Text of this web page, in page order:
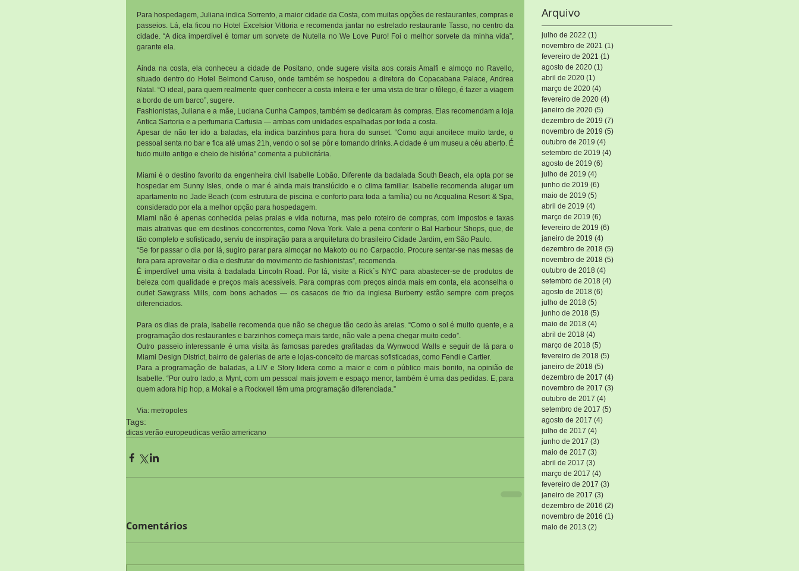
Para hospedagem, Juliana indica Sorrento, a maior cidade da Costa, com muitas opções de restaurantes, compras e
passeios. Lá, ela ficou no Hotel Excelsior Vittoria e recomenda jantar no estrelado restaurante Tasso, no centro da
cidade. “A dica imperdível é tomar um sorvete de Nutella no We Love Puro! Foi o melhor sorvete da minha vida”,
garante ela.
Ainda na costa, ela conheceu a cidade de Positano, onde sugere visita aos corais Amalfi e almoço no Ravello,
situado dentro do Hotel Belmond Caruso, onde também se hospedou a diretora do Copacabana Palace, Andrea
Natal. “O ideal, para quem realmente quer conhecer a costa inteira e ter uma vista de tirar o fôlego, é fazer a viagem
a bordo de um barco”, sugere.
Fashionistas, Juliana e a mãe, Luciana Cunha Campos, também se dedicaram às compras. Elas recomendam a loja
Antica Sartoria e a perfumaria Cartusia — ambas com unidades espalhadas por toda a costa.
Apesar de não ter ido a baladas, ela indica barzinhos para hora do sunset. “Como aqui anoitece muito tarde, o
pessoal senta no bar e fica até umas 21h, vendo o sol se pôr e tomando drinks. A cidade é um museu a céu aberto. É
tudo muito antigo e cheio de história” comenta a publicitária.
Miami é o destino favorito da engenheira civil Isabelle Lobão. Diferente da badalada South Beach, ela opta por se
hospedar em Sunny Isles, onde o mar é ainda mais translúcido e o clima familiar. Isabelle recomenda alugar um
apartamento no Jade Beach (com estrutura de piscina e conforto para toda a família) ou no Acqualina Resort & Spa,
considerado por ela a melhor opção para hospedagem.
Miami não é apenas conhecida pelas praias e vida noturna, mas pelo roteiro de compras, com impostos e taxas
mais atrativas que em destinos concorrentes, como Nova York. Vale a pena conferir o Bal Harbour Shops, que, de
tão completo e sofisticado, serviu de inspiração para a arquitetura do brasileiro Cidade Jardim, em São Paulo.
“Se for passar o dia por lá, sugiro parar para almoçar no Makoto ou no Carpaccio. Procure sentar-se nas mesas de
fora para aproveitar o dia e desfrutar do movimento de fashionistas”, recomenda.
É imperdível uma visita à badalada Lincoln Road. Por lá, visite a Rick´s NYC para abastecer-se de produtos de
beleza com qualidade e preços mais acessíveis. Para compras com preços ainda mais em conta, ela aconselha o
outlet Sawgrass Mills, com bons achados — os casacos de frio da inglesa Burberry estão sempre com preços
diferenciados.
Para os dias de praia, Isabelle recomenda que não se chegue tão cedo às areias. “Como o sol é muito quente, e a
programação dos restaurantes e barzinhos começa mais tarde, não vale a pena chegar muito cedo”.
Outro passeio interessante é uma visita às famosas paredes grafitadas da Wynwood Walls e seguir de lá para o
Miami Design District, bairro de galerias de arte e lojas-conceito de marcas sofisticadas, como Fendi e Cartier.
Para a programação de baladas, a LIV e Story lidera como a maior e com o público mais bonito, na opinião de
Isabelle. “Por outro lado, a Mynt, com um pessoal mais jovem e espaço menor, também é uma das pedidas. E, para
quem adora hip hop, a Mokai e a Rockwell têm uma programação diferenciada.”
Via: metropoles
Tags:
dicas verão europeudicas verão americano
Comentários
Arquivo
julho de 2022 (1)
novembro de 2021 (1)
fevereiro de 2021 (1)
agosto de 2020 (1)
abril de 2020 (1)
março de 2020 (4)
fevereiro de 2020 (4)
janeiro de 2020 (5)
dezembro de 2019 (7)
novembro de 2019 (5)
outubro de 2019 (4)
setembro de 2019 (4)
agosto de 2019 (6)
julho de 2019 (4)
junho de 2019 (6)
maio de 2019 (5)
abril de 2019 (4)
março de 2019 (6)
fevereiro de 2019 (6)
janeiro de 2019 (4)
dezembro de 2018 (5)
novembro de 2018 (5)
outubro de 2018 (4)
setembro de 2018 (4)
agosto de 2018 (6)
julho de 2018 (5)
junho de 2018 (5)
maio de 2018 (4)
abril de 2018 (4)
março de 2018 (5)
fevereiro de 2018 (5)
janeiro de 2018 (5)
dezembro de 2017 (4)
novembro de 2017 (3)
outubro de 2017 (4)
setembro de 2017 (5)
agosto de 2017 (4)
julho de 2017 (4)
junho de 2017 (3)
maio de 2017 (3)
abril de 2017 (3)
março de 2017 (4)
fevereiro de 2017 (3)
janeiro de 2017 (3)
dezembro de 2016 (2)
novembro de 2016 (1)
maio de 2013 (2)